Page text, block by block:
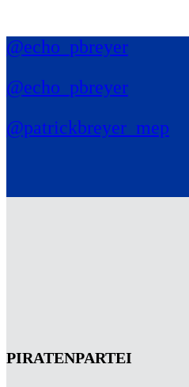
@echo_pbreyer
@echo_pbreyer
@patrickbreyer_mep
PIRATENPARTEI